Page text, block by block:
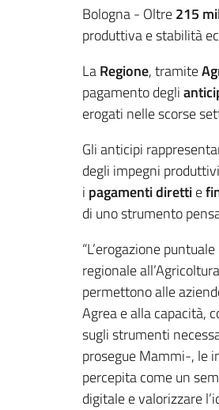
Contenuto
Bologna - Oltre215
produttiva e stabilità
LaRegione, tramite
pagamento degli
erogati nelle scorse
Gli anticipi
degli impegni
i pagamenti direttie
di uno strumento
“L’erogazione
regionale
permettono alle
Agrea e alla capacità,
sugli strumenti
prosegue Mammi-, le
percepita come un
digitale e valorizzare